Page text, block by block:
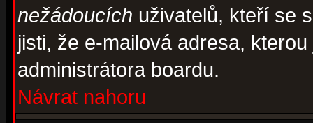
nežádoucích uživatelů, kteří se
jisti, že e-mailová adresa,
administrátora boardu.
Návrat nahoru